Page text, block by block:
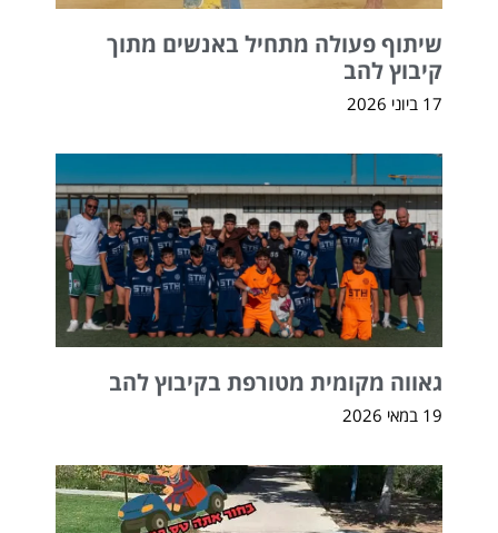
שיתוף פעולה מתחיל באנשים מתוך
קיבוץ להב
17 ביוני 2026
גאווה מקומית מטורפת בקיבוץ להב
19 במאי 2026